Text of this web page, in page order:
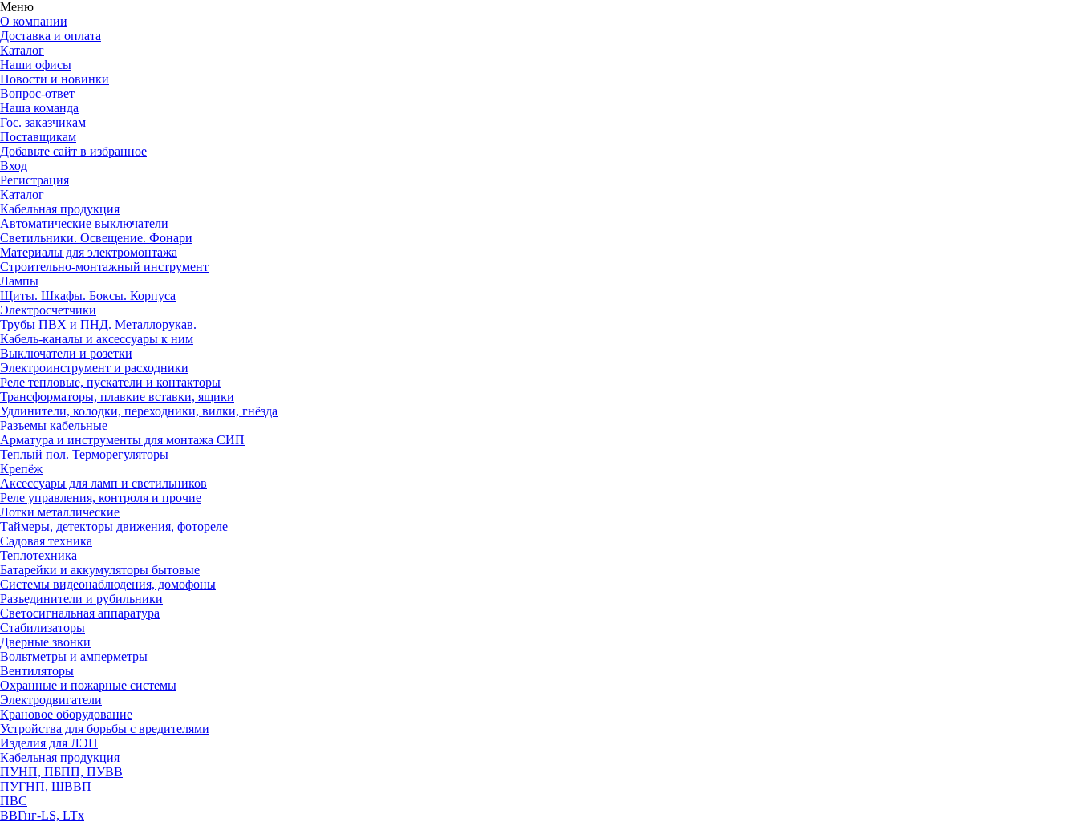
Меню
О компании
Доставка и оплата
Каталог
Наши офисы
Новости и новинки
Вопрос-ответ
Наша команда
Гос. заказчикам
Поставщикам
Добавьте сайт в избранное
Вход
Регистрация
Каталог
Кабельная продукция
Автоматические выключатели
Светильники. Освещение. Фонари
Материалы для электромонтажа
Строительно-монтажный инструмент
Лампы
Щиты. Шкафы. Боксы. Корпуса
Электросчетчики
Трубы ПВХ и ПНД. Металлорукав.
Кабель-каналы и аксессуары к ним
Выключатели и розетки
Электроинструмент и расходники
Реле тепловые, пускатели и контакторы
Трансформаторы, плавкие вставки, ящики
Удлинители, колодки, переходники, вилки, гнёзда
Разъемы кабельные
Арматура и инструменты для монтажа СИП
Теплый пол. Терморегуляторы
Крепёж
Аксессуары для ламп и светильников
Реле управления, контроля и прочие
Лотки металлические
Таймеры, детекторы движения, фотореле
Садовая техника
Теплотехника
Батарейки и аккумуляторы бытовые
Системы видеонаблюдения, домофоны
Разъединители и рубильники
Светосигнальная аппаратура
Стабилизаторы
Дверные звонки
Вольтметры и амперметры
Вентиляторы
Охранные и пожарные системы
Электродвигатели
Крановое оборудование
Устройства для борьбы с вредителями
Изделия для ЛЭП
Кабельная продукция
ПУНП, ПБПП, ПУВВ
ПУГНП, ШВВП
ПВС
ВВГнг-LS, LTx